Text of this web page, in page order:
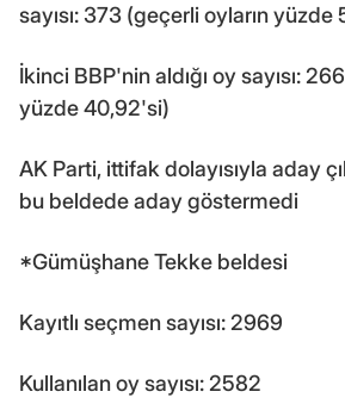
sayısı: 373 (geçerli oyların yüzde
İkinci BBP'nin aldığı oy sayısı:
yüzde 40,92'si)
AK Parti, ittifak dolayısıyla aday
bu beldede aday göstermedi
*Gümüşhane Tekke beldesi
Kayıtlı seçmen sayısı: 2969
Kullanılan oy sayısı: 2582